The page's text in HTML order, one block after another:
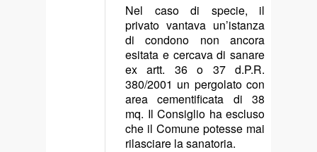
Nel caso di specie, il
privato vantava un’istanza
di condono non ancora
esitata e cercava di sanare
ex artt. 36 o 37 d.P.R.
380/2001 un pergolato con
area cementificata di 38
mq. Il Consiglio ha escluso
che il Comune potesse mai
rilasciare la sanatoria.